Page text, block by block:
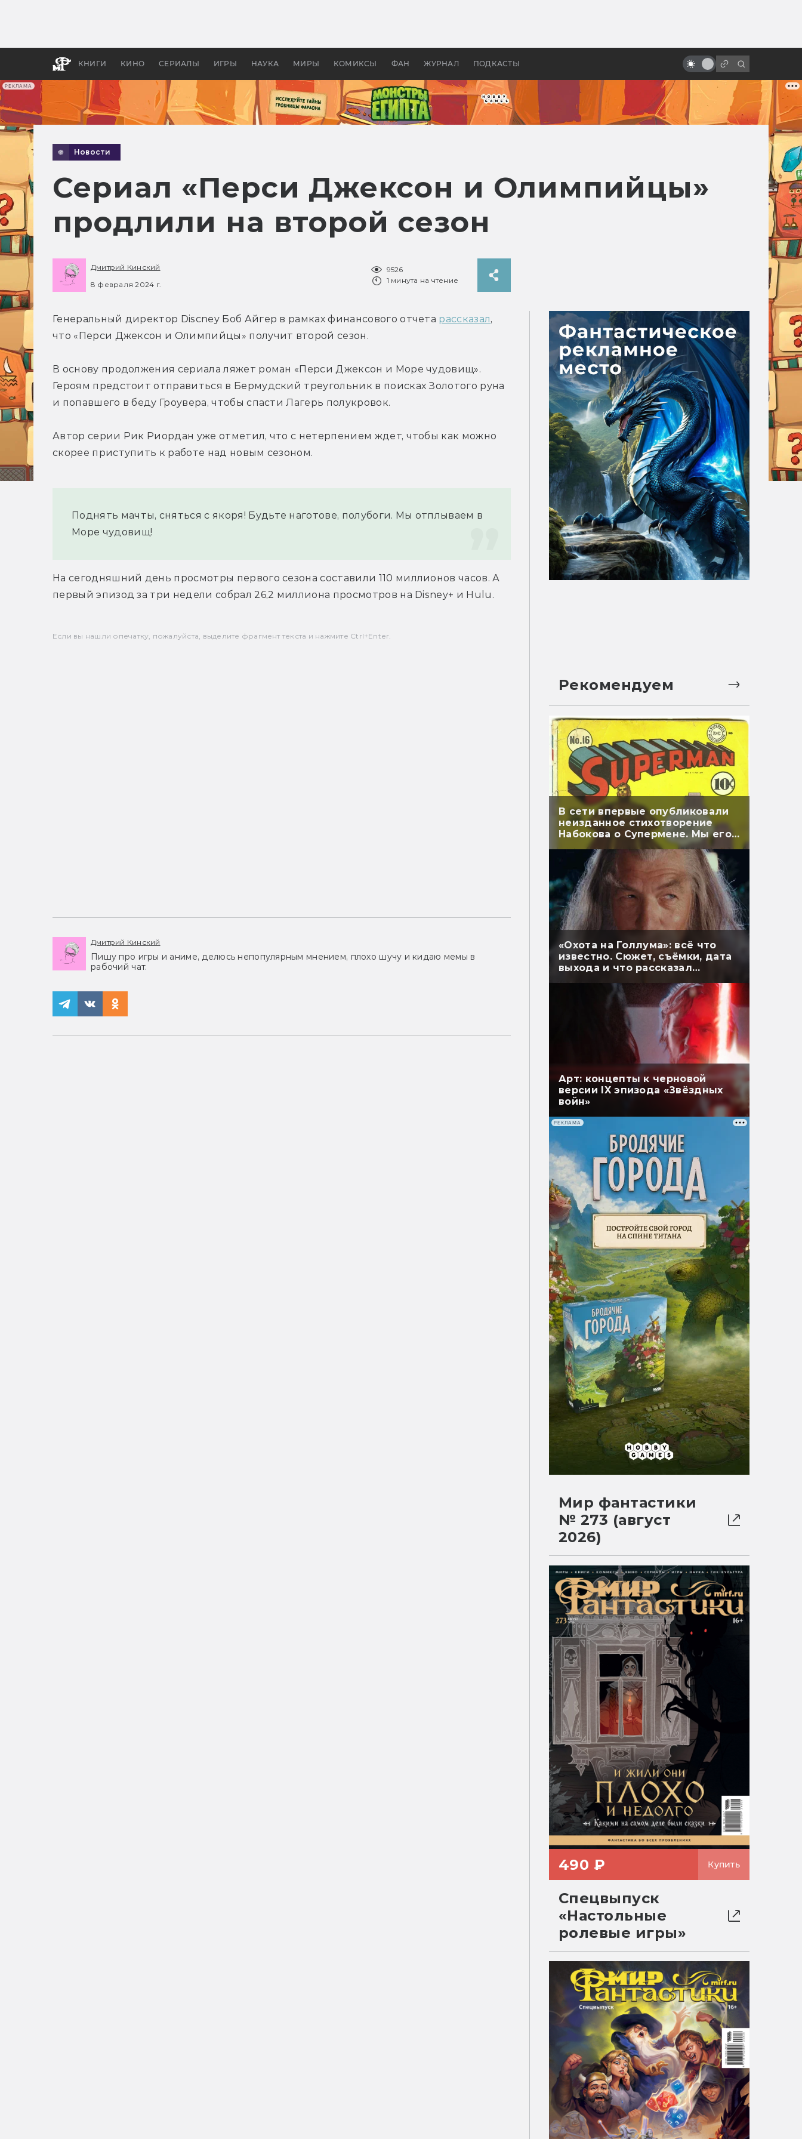
РЕКЛАМА
КНИГИ КИНО СЕРИАЛЫ ИГРЫ НАУКА МИРЫ КОМИКСЫ ФАН ЖУРНАЛ ПОДКАСТЫ
апокалипсис, в России —
бы «Властелина колец»
готические фильмы
Новости
Сериал «Перси Джексон и Олимпийцы»
продлили на второй сезон
Дмитрий Кинский
8 февраля 2024 г.
9526
1 минута на чтение
Генеральный директор Discney Боб Айгер в рамках финансового отчета рассказал,
что «Перси Джексон и Олимпийцы» получит второй сезон.
В основу продолжения сериала ляжет роман «Перси Джексон и Море чудовищ».
Героям предстоит отправиться в Бермудский треугольник в поисках Золотого руна
и попавшего в беду Гроувера, чтобы спасти Лагерь полукровок.
Автор серии Рик Риордан уже отметил, что с нетерпением ждет, чтобы как можно
скорее приступить к работе над новым сезоном.
Поднять мачты, сняться с якоря! Будьте наготове, полубоги. Мы отплываем в
Море чудовищ!
На сегодняшний день просмотры первого сезона составили 110 миллионов часов. А
первый эпизод за три недели собрал 26,2 миллиона просмотров на Disney+ и Hulu.
Если вы нашли опечатку, пожалуйста, выделите фрагмент текста и нажмите Ctrl+Enter.
Дмитрий Кинский
Пишу про игры и аниме, делюсь непопулярным мнением, плохо шучу и кидаю мемы в
рабочий чат.
Рекомендуем
В сети впервые опубликовали
неизданное стихотворение
Набокова о Супермене. Мы его
перевели
«Охота на Голлума»: всё что
известно. Сюжет, съёмки, дата
выхода и что рассказал
Арт: концепты к черновой
версии IX эпизода «Звёздных
войн»
РЕКЛАМА
Мир фантастики
№ 273 (август
2026)
490 ₽ Купить
Спецвыпуск
«Настольные
ролевые игры»